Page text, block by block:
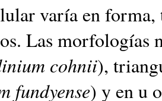
varía en
Las morfologías
cohnii),
fundyense) y en u